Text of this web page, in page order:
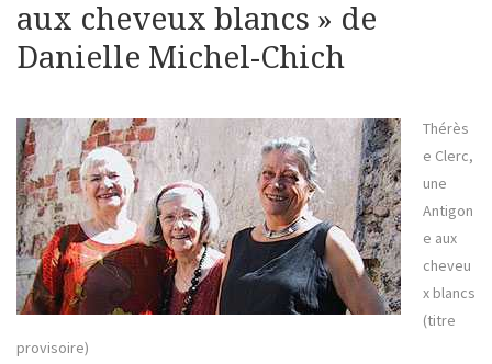
aux cheveux blancs » de
Danielle Michel-Chich
Thérès
e Clerc,
une
Antigon
e aux
cheveu
x blancs
(titre
provisoire)